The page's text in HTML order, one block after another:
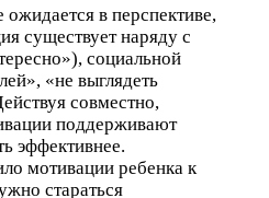
в перспективе,
существует наряду с
социальной
«не выглядеть
совместно,
поддерживают
эффективнее.
мотивации ребенка к
стараться